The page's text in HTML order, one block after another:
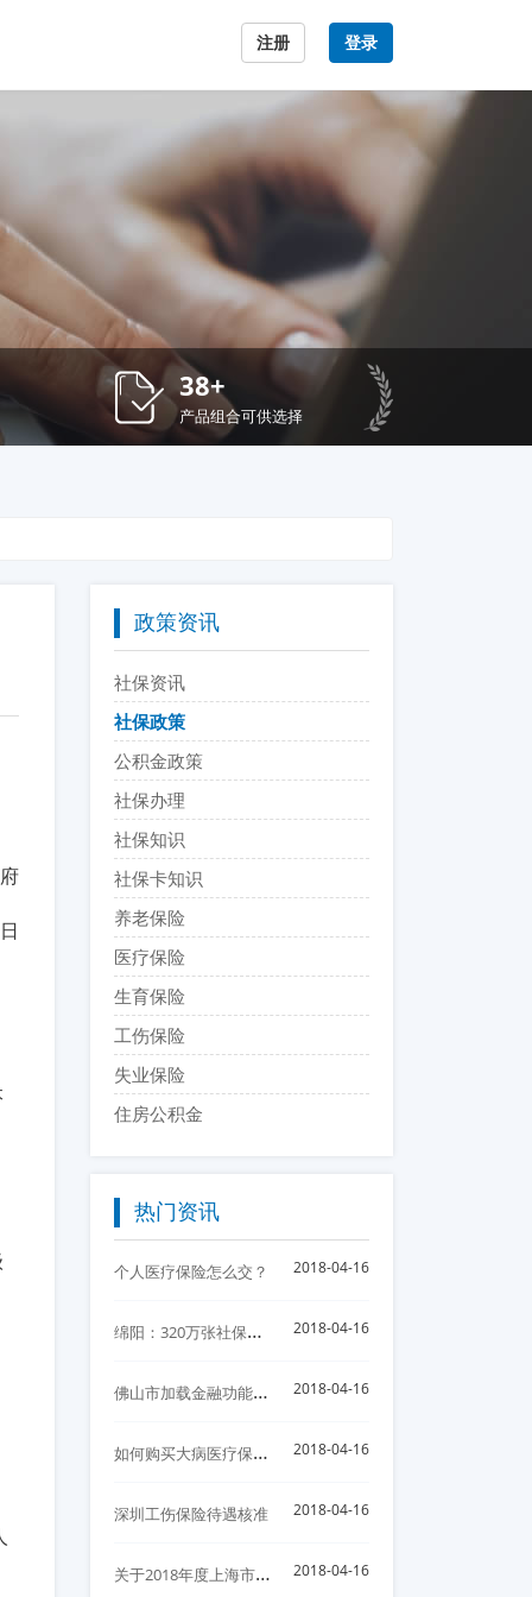
登录
注册
38+
产品组合可供选择
政策资讯
社保资讯
社保政策
公积金政策
社保办理
社保知识
社保卡知识
养老保险
医疗保险
生育保险
工伤保险
失业保险
住房公积金
热门资讯
个人医疗保险怎么交？ 2018-04-16
绵
阳：320万张社保卡惠及参保人员 首次发放实行免费 2018-04-16
佛
山市加载金融功能的佛山社保卡制发卡30万张 2018-04-16
如
何购买大病医疗保险?怎么购买大病医疗保险？ 2018-04-16
深圳工伤保险待遇核准 2018-04-16
关
于2018年度上海市调整住房公积金缴存基数、比例以及月缴存额上下限的通知 2018-04-16